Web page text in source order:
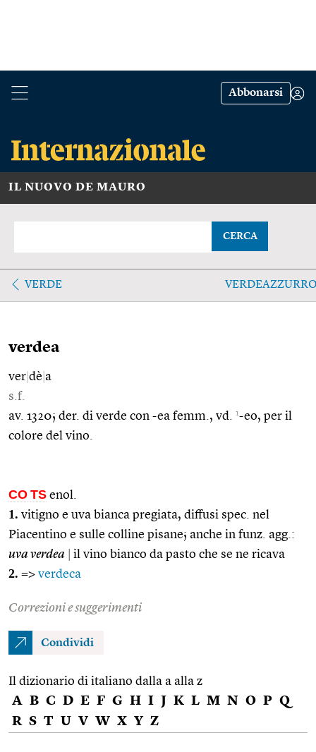
Abbonarsi
IL NUOVO DE MAURO
CERCA
VERDE
verdea
ver dè a
s.f.
av. 1320; der. di verde con -ea femm., vd.
1-eo, per il
colore del vino.
CO TS enol.
1. vitigno e uva bianca pregiata, diffusi spec. nel
Piacentino e sulle colline pisane; anche in funz. agg.:
uva verdea
il vino bianco da pasto che se ne ricava
2. => verdeca
Correzioni e suggerimenti
Condividi
Il dizionario di italiano dalla a alla z
A B C D E F G H I J K L M N O P Q
R S T U V W X Y Z